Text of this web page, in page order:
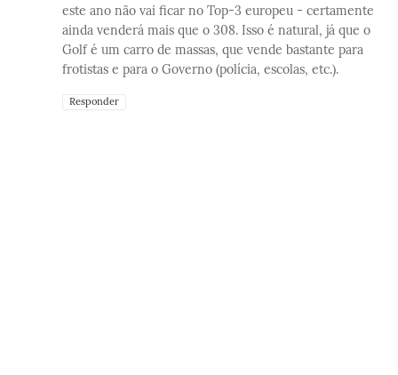
este ano não vai ficar no Top-3 europeu - certamente
ainda venderá mais que o 308. Isso é natural, já que o
Golf é um carro de massas, que vende bastante para
frotistas e para o Governo (polícia, escolas, etc.).
Responder